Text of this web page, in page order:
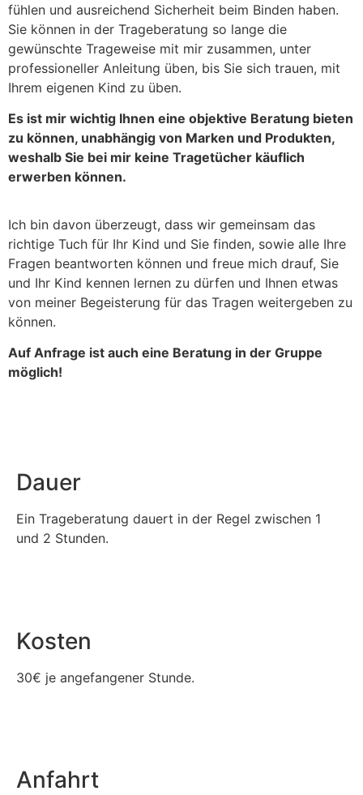
fühlen und ausreichend Sicherheit beim Binden haben.
Sie können in der Trageberatung so lange die
gewünschte Trageweise mit mir zusammen, unter
professioneller Anleitung üben, bis Sie sich trauen, mit
Ihrem eigenen Kind zu üben.
Es ist mir wichtig Ihnen eine objektive Beratung bieten
zu können, unabhängig von Marken und Produkten,
weshalb Sie bei mir keine Tragetücher käuflich
erwerben können.
Ich bin davon überzeugt, dass wir gemeinsam das
richtige Tuch für Ihr Kind und Sie finden, sowie alle Ihre
Fragen beantworten können und freue mich drauf, Sie
und Ihr Kind kennen lernen zu dürfen und Ihnen etwas
von meiner Begeisterung für das Tragen weitergeben zu
können.
Auf Anfrage ist auch eine Beratung in der Gruppe
möglich!
Dauer
Ein Trageberatung dauert in der Regel zwischen 1
und 2 Stunden.
Kosten
30€ je angefangener Stunde.
Anfahrt